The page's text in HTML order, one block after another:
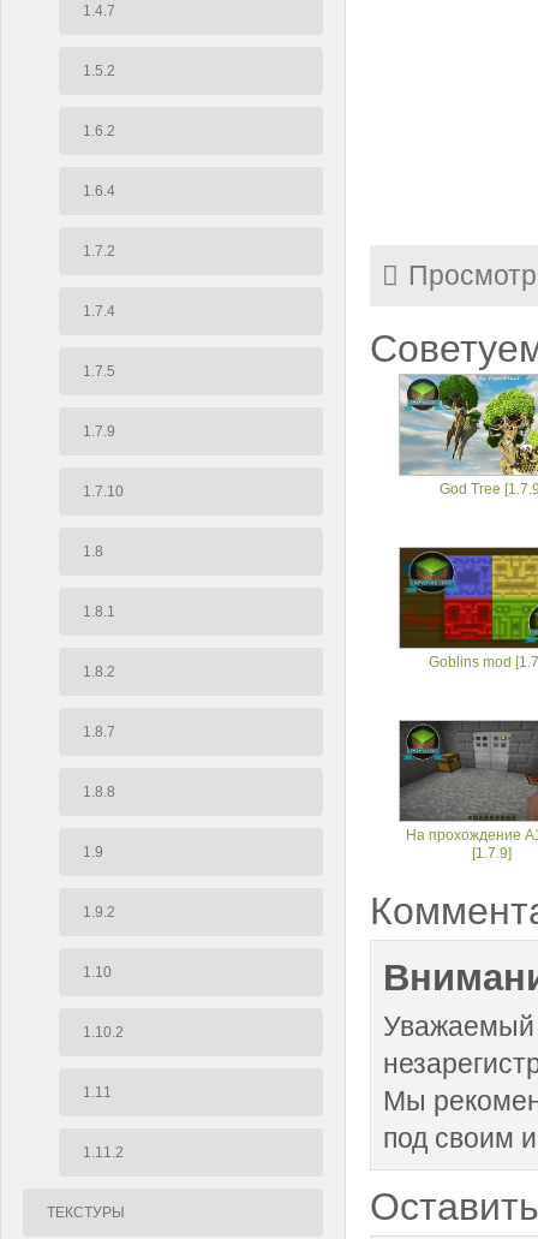
1.4.7
1.5.2
1.6.2
1.6.4
1.7.2
1.7.4
1.7.5
1.7.9
1.7.10
1.8
1.8.1
1.8.2
1.8.7
1.8.8
1.9
1.9.2
1.10
1.10.2
1.11
1.11.2
ТЕКСТУРЫ
God Tree
Goblins mod
На прохождение
[1.7.9]
Уважаемый
Мы
под своим